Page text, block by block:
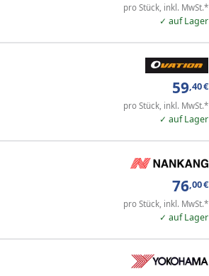
pro Stück, inkl. MwSt.*
✓ auf Lager
59,40€
pro Stück, inkl. MwSt.*
✓ auf Lager
76,00€
pro Stück, inkl. MwSt.*
✓ auf Lager